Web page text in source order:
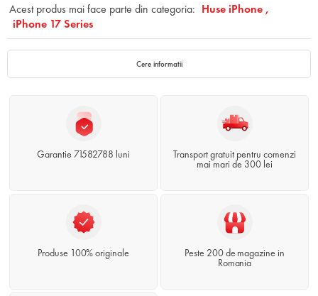
Acest produs mai face parte din categoria: Huse iPhone ,
iPhone 17 Series
Cere informatii
Garantie 71582788 luni
Transport gratuit pentru comenzi
mai mari de 300 lei
Produse 100% originale
Peste 200 de magazine in
Romania